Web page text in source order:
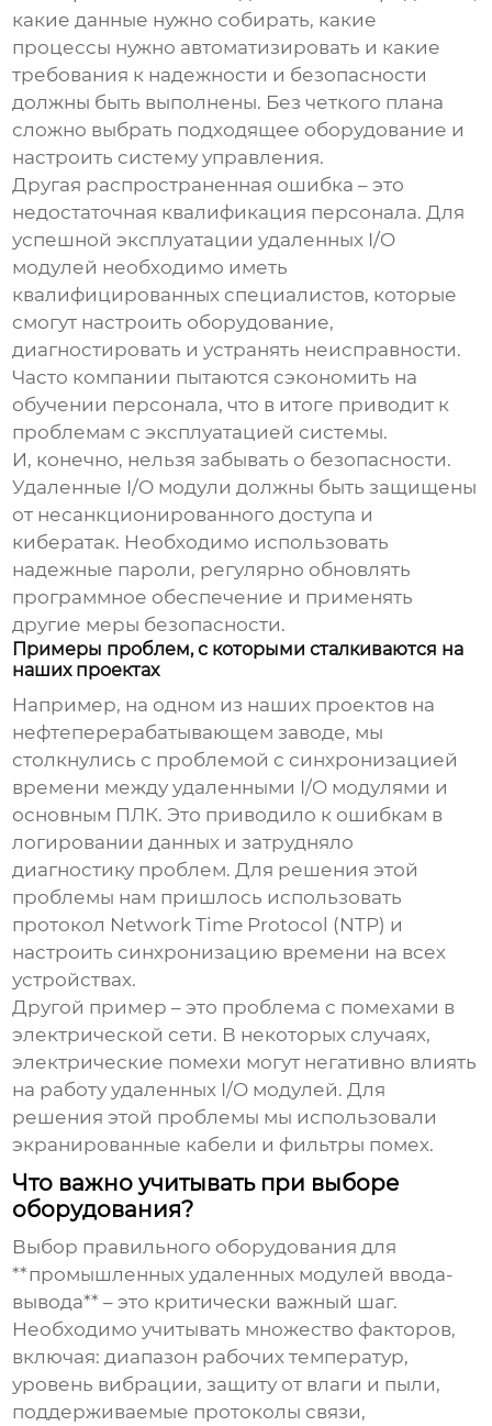
какие данные нужно собирать, какие
процессы нужно автоматизировать и какие
требования к надежности и безопасности
должны быть выполнены. Без четкого плана
сложно выбрать подходящее оборудование и
настроить систему управления.
Другая распространенная ошибка – это
недостаточная квалификация персонала. Для
успешной эксплуатации удаленных I/O
модулей необходимо иметь
квалифицированных специалистов, которые
смогут настроить оборудование,
диагностировать и устранять неисправности.
Часто компании пытаются сэкономить на
обучении персонала, что в итоге приводит к
проблемам с эксплуатацией системы.
И, конечно, нельзя забывать о безопасности.
Удаленные I/O модули должны быть защищены
от несанкционированного доступа и
кибератак. Необходимо использовать
надежные пароли, регулярно обновлять
программное обеспечение и применять
другие меры безопасности.
Примеры проблем, с которыми сталкиваются на
наших проектах
Например, на одном из наших проектов на
нефтеперерабатывающем заводе, мы
столкнулись с проблемой с синхронизацией
времени между удаленными I/O модулями и
основным ПЛК. Это приводило к ошибкам в
логировании данных и затрудняло
диагностику проблем. Для решения этой
проблемы нам пришлось использовать
протокол Network Time Protocol (NTP) и
настроить синхронизацию времени на всех
устройствах.
Другой пример – это проблема с помехами в
электрической сети. В некоторых случаях,
электрические помехи могут негативно влиять
на работу удаленных I/O модулей. Для
решения этой проблемы мы использовали
экранированные кабели и фильтры помех.
Что важно учитывать при выборе
оборудования?
Выбор правильного оборудования для
**промышленных удаленных модулей ввода-
вывода** – это критически важный шаг.
Необходимо учитывать множество факторов,
включая: диапазон рабочих температур,
уровень вибрации, защиту от влаги и пыли,
поддерживаемые протоколы связи,